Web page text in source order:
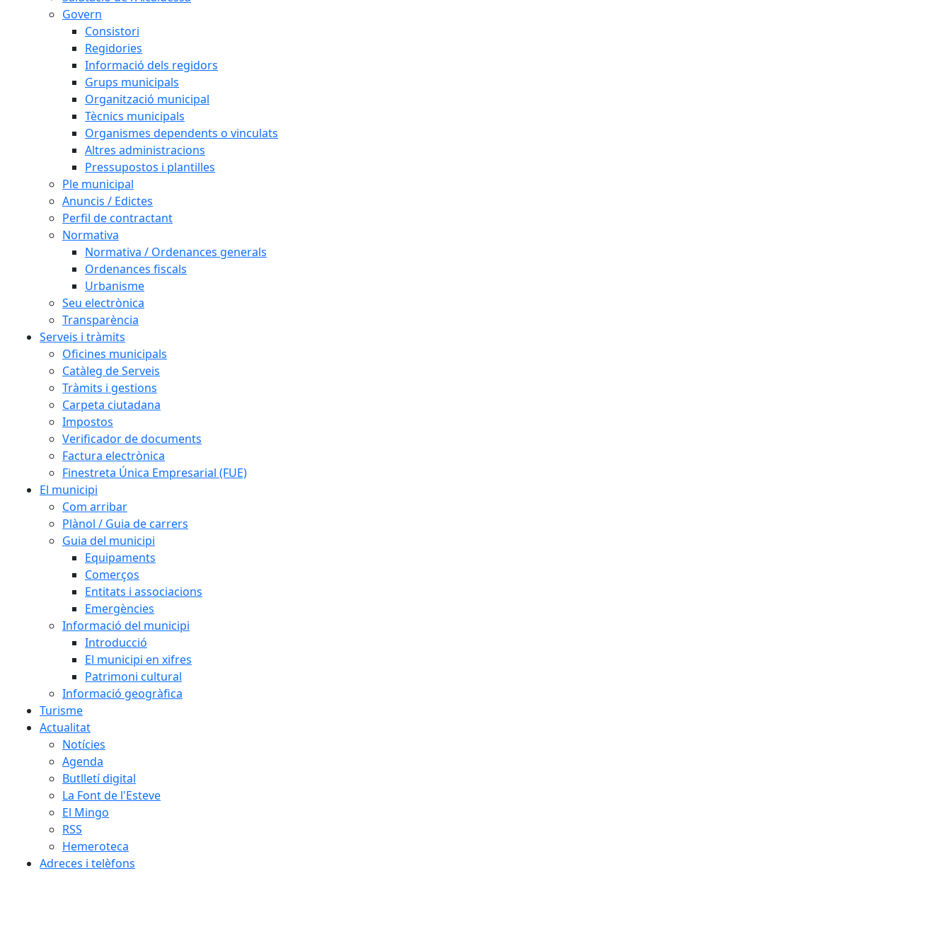
Govern
Consistori
Regidories
Informació dels regidors
Grups municipals
Organització municipal
Tècnics municipals
Organismes dependents o vinculats
Altres administracions
Pressupostos i plantilles
Ple municipal
Anuncis / Edictes
Perfil de contractant
Normativa
Normativa / Ordenances generals
Ordenances fiscals
Urbanisme
Seu electrònica
Transparència
Serveis i tràmits
Oficines municipals
Catàleg de Serveis
Tràmits i gestions
Carpeta ciutadana
Impostos
Verificador de documents
Factura electrònica
Finestreta Única Empresarial (FUE)
El municipi
Com arribar
Plànol / Guia de carrers
Guia del municipi
Equipaments
Comerços
Entitats i associacions
Emergències
Informació del municipi
Introducció
El municipi en xifres
Patrimoni cultural
Informació geogràfica
Turisme
Actualitat
Notícies
Agenda
Butlletí digital
La Font de l'Esteve
El Mingo
RSS
Hemeroteca
Adreces i telèfons